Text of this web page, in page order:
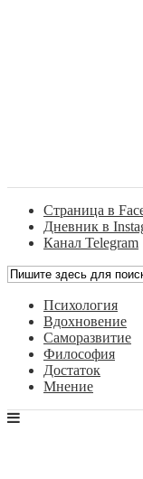
Страница в
Дневник в
Канал Telegram
Психология
Вдохновение
Саморазвитие
Философия
Достаток
Мнение